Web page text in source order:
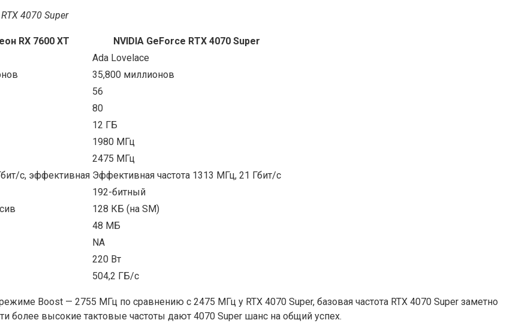
4070 Super
RX 7600 XT
NVIDIA GeForce RTX 4070 Super
Ada Lovelace
35,800 миллионов
56
80
12 ГБ
1980 МГц
2475 МГц
с, эффективная Эффективная частота 1313 МГц, 21 Гбит/с
192-битный
128 КБ (на SM)
48 МБ
NA
220 Вт
504,2 ГБ/с
Boost — 2755 МГц по сравнению с 2475 МГц у RTX 4070 Super, базовая частота RTX 4070 Super заметно
более высокие тактовые частоты дают 4070 Super шанс на общий успех.